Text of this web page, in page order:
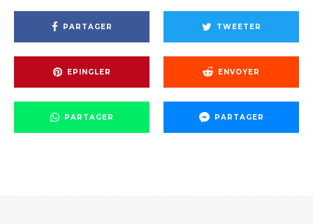
PARTAGER TWEETER
EPINGLER ENVOYER
PARTAGER PARTAGER